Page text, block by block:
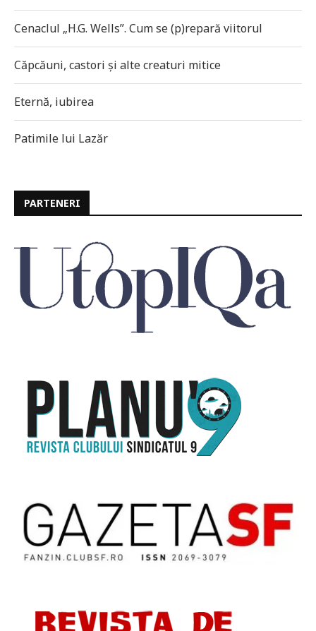
Cenaclul „H.G. Wells”. Cum se (p)repară viitorul
Căpcăuni, castori și alte creaturi mitice
Eternă, iubirea
Patimile lui Lazăr
PARTENERI